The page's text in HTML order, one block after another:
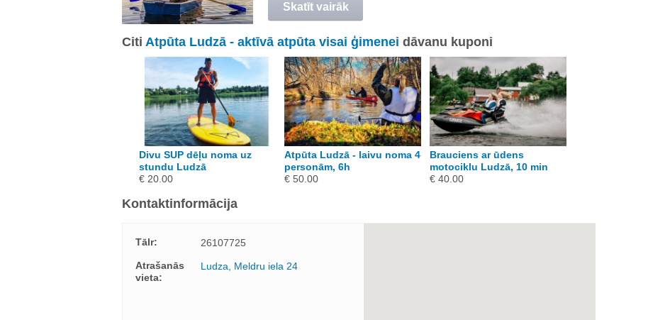
Skatīt vairāk
Citi Atpūta Ludzā - aktīvā atpūta visai ģimenei dāvanu kuponi
Divu SUP dēļu noma uz
stundu Ludzā
€ 20.00
Atpūta Ludzā - laivu noma 4
personām, 6h
€ 50.00
Brauciens ar ūdens
motociklu Ludzā, 10 min
€ 40.00
Kontaktinformācija
Tālr:
26107725
Atrašanās
vieta:
Ludza, Meldru iela 24